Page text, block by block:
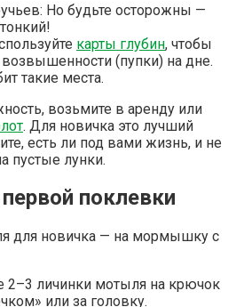
Но будьте осторожны —
карты глубин, чтобы
(пупки) на дне.
такие места.
возьмите в аренду или
. Для новичка это лучший
есть ли под вами жизнь, и не
пустые лунки.
поклевки
для новичка — на мормышку с
2–3 личинки мотыля на крючок
или за головку.